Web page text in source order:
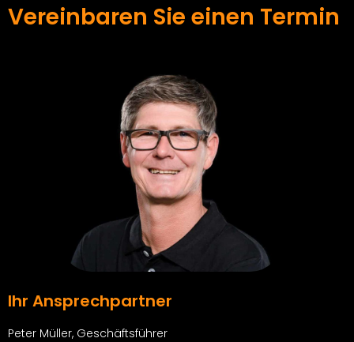
Vereinbaren Sie einen Termin
Ihr Ansprechpartner
Peter Müller, Geschäftsführer